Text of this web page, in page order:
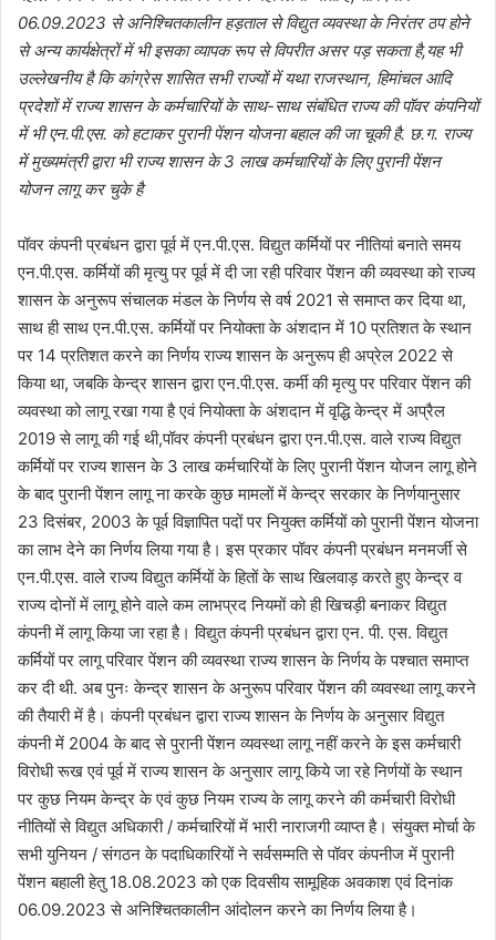
06.09.2023 से अनिश्चितकालीन हड़ताल से विद्युत व्यवस्था के निरंतर ठप होने
से अन्य कार्यक्षेत्रों में भी इसका व्यापक रूप से विपरीत असर पड़ सकता है,यह भी
उल्लेखनीय है कि कांग्रेस शासित सभी राज्यों में यथा राजस्थान, हिमांचल आदि
प्रदेशों में राज्य शासन के कर्मचारियों के साथ-साथ संबंधित राज्य की पॉवर कंपनियों
में भी एन.पी.एस. को हटाकर पुरानी पेंशन योजना बहाल की जा चूकी है. छ.ग. राज्य
में मुख्यमंत्री द्वारा भी राज्य शासन के 3 लाख कर्मचारियों के लिए पुरानी पेंशन
योजन लागू कर चुके है
पॉवर कंपनी प्रबंधन द्वारा पूर्व में एन.पी.एस. विद्युत कर्मियों पर नीतियां बनाते समय
एन.पी.एस. कर्मियों की मृत्यु पर पूर्व में दी जा रही परिवार पेंशन की व्यवस्था को राज्य
शासन के अनुरूप संचालक मंडल के निर्णय से वर्ष 2021 से समाप्त कर दिया था,
साथ ही साथ एन.पी.एस. कर्मियों पर नियोक्ता के अंशदान में 10 प्रतिशत के स्थान
पर 14 प्रतिशत करने का निर्णय राज्य शासन के अनुरूप ही अप्रेल 2022 से
किया था, जबकि केन्द्र शासन द्वारा एन.पी.एस. कर्मी की मृत्यु पर परिवार पेंशन की
व्यवस्था को लागू रखा गया है एवं नियोक्ता के अंशदान में वृद्धि केन्द्र में अप्रैल
2019 से लागू की गई थी,पॉवर कंपनी प्रबंधन द्वारा एन.पी.एस. वाले राज्य विद्युत
कर्मियों पर राज्य शासन के 3 लाख कर्मचारियों के लिए पुरानी पेंशन योजन लागू होने
के बाद पुरानी पेंशन लागू ना करके कुछ मामलों में केन्द्र सरकार के निर्णयानुसार
23 दिसंबर, 2003 के पूर्व विज्ञापित पदों पर नियुक्त कर्मियों को पुरानी पेंशन योजना
का लाभ देने का निर्णय लिया गया है। इस प्रकार पॉवर कंपनी प्रबंधन मनमर्जी से
एन.पी.एस. वाले राज्य विद्युत कर्मियों के हितों के साथ खिलवाड़ करते हुए केन्द्र व
राज्य दोनों में लागू होने वाले कम लाभप्रद नियमों को ही खिचड़ी बनाकर विद्युत
कंपनी में लागू किया जा रहा है। विद्युत कंपनी प्रबंधन द्वारा एन. पी. एस. विद्युत
कर्मियों पर लागू परिवार पेंशन की व्यवस्था राज्य शासन के निर्णय के पश्चात समाप्त
कर दी थी. अब पुनः केन्द्र शासन के अनुरूप परिवार पेंशन की व्यवस्था लागू करने
की तैयारी में है। कंपनी प्रबंधन द्वारा राज्य शासन के निर्णय के अनुसार विद्युत
कंपनी में 2004 के बाद से पुरानी पेंशन व्यवस्था लागू नहीं करने के इस कर्मचारी
विरोधी रूख एवं पूर्व में राज्य शासन के अनुसार लागू किये जा रहे निर्णयों के स्थान
पर कुछ नियम केन्द्र के एवं कुछ नियम राज्य के लागू करने की कर्मचारी विरोधी
नीतियों से विद्युत अधिकारी / कर्मचारियों में भारी नाराजगी व्याप्त है। संयुक्त मोर्चा के
सभी युनियन / संगठन के पदाधिकारियों ने सर्वसम्मति से पॉवर कंपनीज में पुरानी
पेंशन बहाली हेतु 18.08.2023 को एक दिवसीय सामूहिक अवकाश एवं दिनांक
06.09.2023 से अनिश्चितकालीन आंदोलन करने का निर्णय लिया है।